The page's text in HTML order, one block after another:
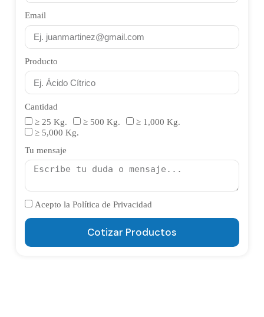
Email
Producto
Cantidad
≥ 25 Kg.
≥ 500 Kg.
≥ 1,000 Kg.
≥ 5,000 Kg.
Tu mensaje
Acepto la Política de Privacidad
Cotizar Productos